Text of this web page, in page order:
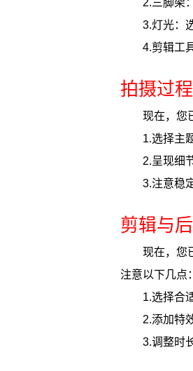
2.三脚架
3.灯光：
4.剪辑工
拍摄过程
现在，您
1.选择主
2.呈现细
3.注意稳
剪辑与
现在，您
注意以下几点：
1.选择合
2.添加特
3.调整时